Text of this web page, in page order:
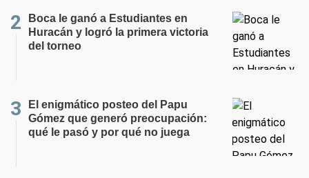
Boca le ganó a Estudiantes en
Huracán y logró la primera victoria
del torneo
El enigmático posteo del Papu
Gómez que generó preocupación:
qué le pasó y por qué no juega